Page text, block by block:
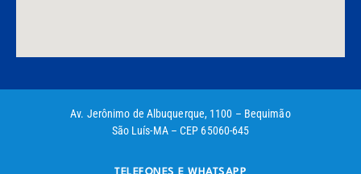
Av. Jerônimo de Albuquerque, 1100 – Bequimão
São Luís-MA – CEP 65060-645